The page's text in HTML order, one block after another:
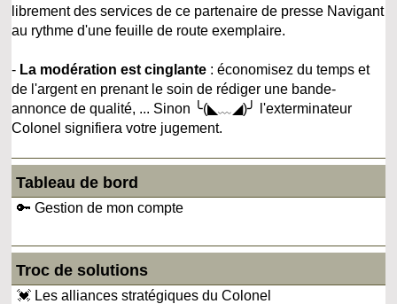
librement des services de ce partenaire de presse Navigant
au rythme d'une feuille de route exemplaire.
- La modération est cinglante : économisez du temps et
de l'argent en prenant le soin de rédiger une bande-
annonce de qualité, ... Sinon ╰(◣﹏◢)╯ l'exterminateur
Colonel signifiera votre jugement.
Tableau de bord
🔑 Gestion de mon compte
Troc de solutions
💓 Les alliances stratégiques du Colonel